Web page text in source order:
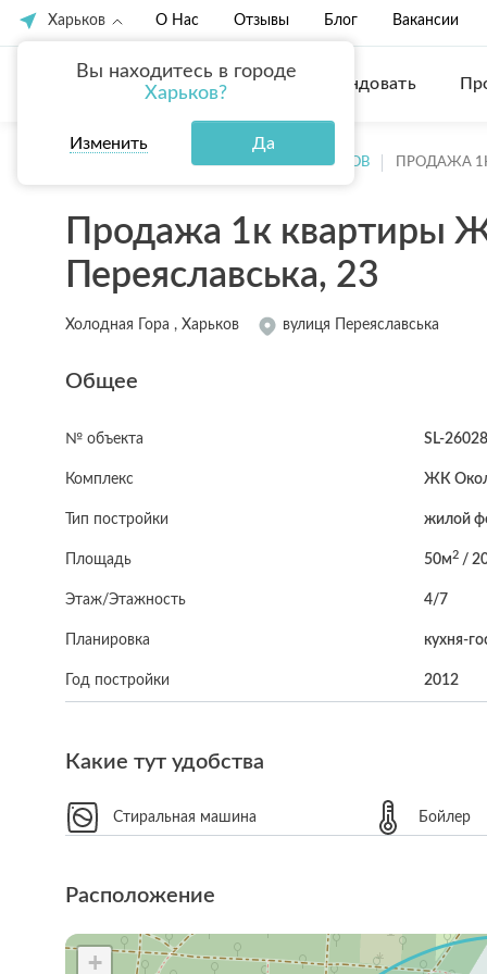
Харьков
Вы находитесь в городе
Харьков?
Изменить Да
О Нас Отзывы Блог Вакансии
Купить Арендовать
ПРОДАЖА КВАРТИР ХАРЬКОВ ПРОДАЖА
Продажа 1к квартиры
Переяславська, 23
Холодная Гора , Харьков вулиця Переяславська
Общее
№ объекта SL-
Комплекс ЖК
Тип постройки жилой
Площадь 50м2/
Этаж/Этажность 4/7
Планировка кухня-
Год постройки 2012
Какие тут удобства
Стиральная машина Бойлер
Расположение
+